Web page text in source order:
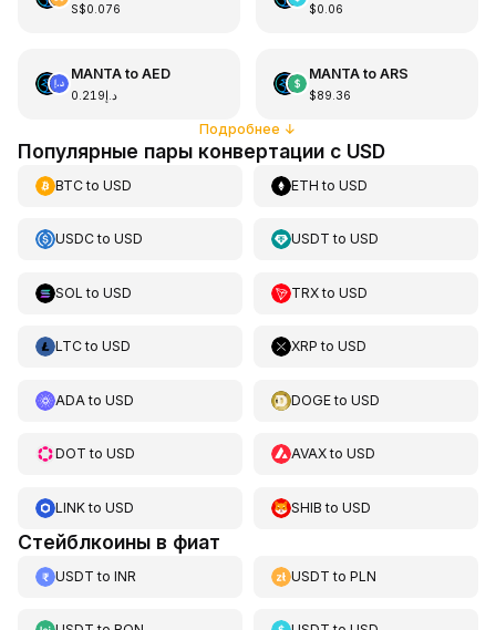
S$0.076 $0.06
MANTAto AED
د.إ0.219
MANTAto ARS
$89.36
Подробнее ↓
Популярные пары конвертации с USD
BTCto USD ETH toUSD
USDCto USD USDT toUSD
SOL to USD TRXtoUSD
LTCto USD XRP toUSD
ADA to USD DOGEtoUSD
DOT to USD AVAXtoUSD
LINKto USD SHIB toUSD
Стейблкоины в фиат
USDT to INR USDT toPLN